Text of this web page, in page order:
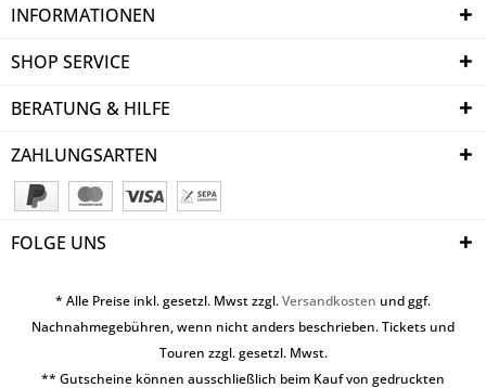
INFORMATIONEN
SHOP SERVICE
BERATUNG & HILFE
ZAHLUNGSARTEN
FOLGE UNS
* Alle Preise inkl. gesetzl. Mwst zzgl.Versandkosten und ggf.
Nachnahmegebühren, wenn nicht anders beschrieben. Tickets und
Touren zzgl. gesetzl. Mwst.
** Gutscheine können ausschließlich beim Kauf von gedruckten